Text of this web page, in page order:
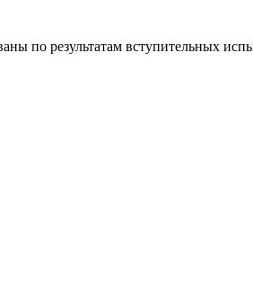
по результатам вступительных